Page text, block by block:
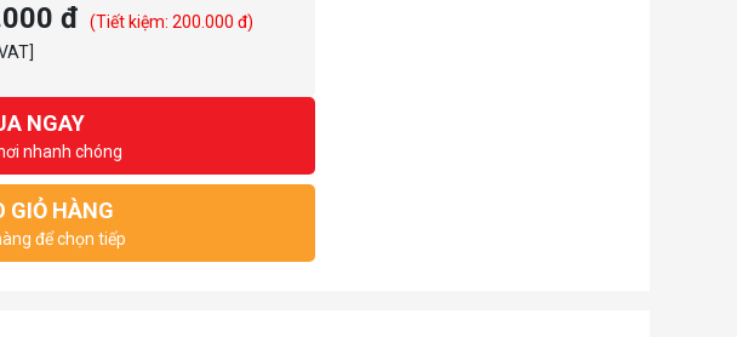
đ
(Tiết kiệm: 200.000 đ)
NGAY
nhanh chóng
GIỎ HÀNG
để chọn tiếp